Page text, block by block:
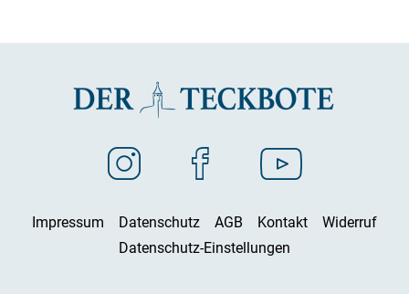
Impressum Datenschutz AGB Kontakt
Widerruf
Datenschutz-Einstellungen